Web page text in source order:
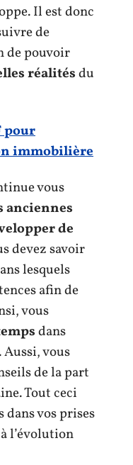
Il est donc
de
de pouvoir
réalitésdu
pour
immobilière
vous
anciennes
de
devez savoir
lesquels
afin de
vous
dans
Aussi, vous
de la part
Tout ceci
vos prises
l’évolution